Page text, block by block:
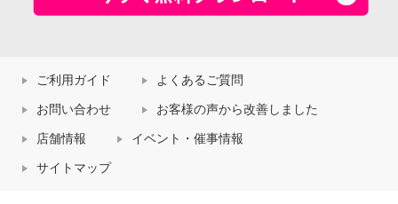
ご利用ガイド よくあるご質問
お問い合わせ お客様の声から改善しました
店舗情報 イベント・催事情報
サイトマップ